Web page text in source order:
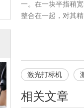
一。在一块半指稍
整合在一起，对其
激光打标机
相关文章